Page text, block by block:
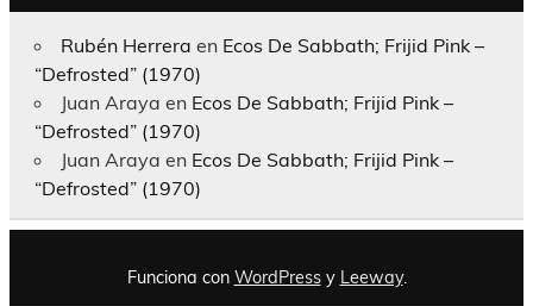
Rubén Herrera en Ecos De Sabbath; Frijid Pink –
“Defrosted” (1970)
Juan Araya en Ecos De Sabbath; Frijid Pink –
“Defrosted” (1970)
Juan Araya en Ecos De Sabbath; Frijid Pink –
“Defrosted” (1970)
Funciona con WordPressy Leeway.